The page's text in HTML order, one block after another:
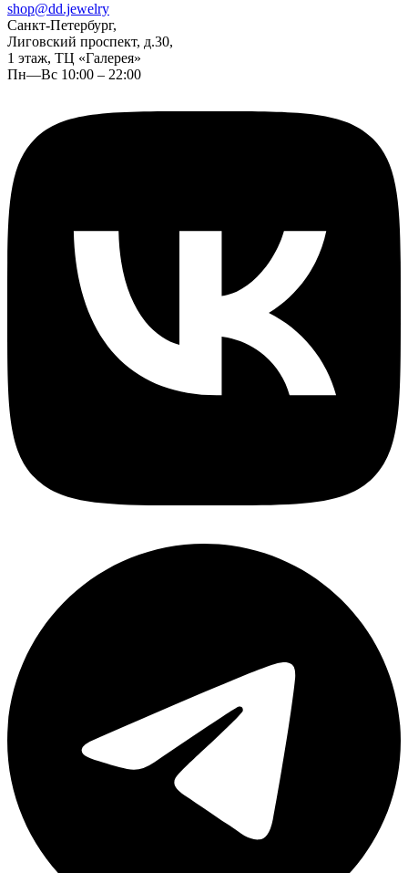
shop@dd.jewelry
Санкт-Петербург,
Лиговский проспект, д.30,
1 этаж, ТЦ «Галерея»
Пн—Вс 10:00 – 22:00